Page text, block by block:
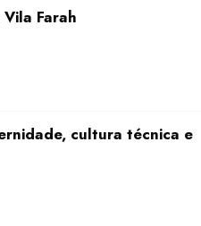
Farah
cultura técnica e